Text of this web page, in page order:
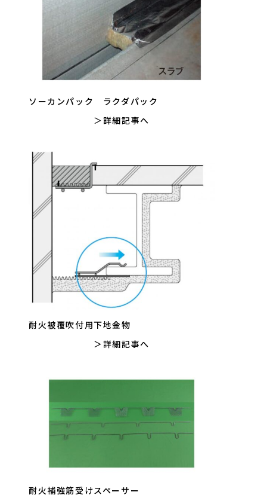
ソーカンパック ラクダパック
詳細記事へ
耐火被覆吹付用下地金物
詳細記事へ
耐火補強筋受けスペーサー